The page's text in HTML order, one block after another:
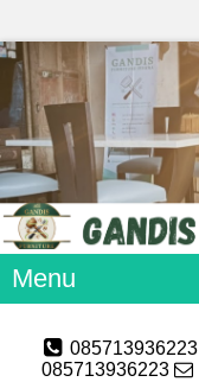
Menu
085713936223
085713936223